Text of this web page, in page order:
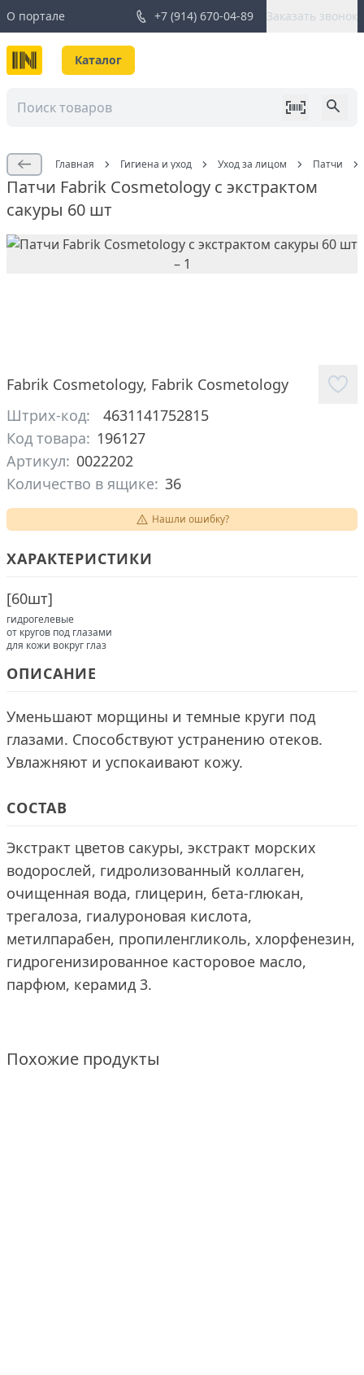
О портале +7 (914) 670-04-89 Заказать звонок
Каталог
Главная Гигиена и уход Уход за лицом Патчи
Патчи Fabrik Cosmetology с экстрактом
сакуры 60 шт
Fabrik Cosmetology, Fabrik Cosmetology
Штрих-код:
4631141752815
Код товара: 196127
Артикул: 0022202
Количество в ящике: 36
Нашли ошибку?
ХАРАКТЕРИСТИКИ
[60шт]
гидрогелевые
от кругов под глазами
для кожи вокруг глаз
ОПИСАНИЕ
Уменьшают морщины и темные круги под
глазами. Способствуют устранению отеков.
Увлажняют и успокаивают кожу.
СОСТАВ
Экстракт цветов сакуры, экстракт морских
водорослей, гидролизованный коллаген,
очищенная вода, глицерин, бета-глюкан,
трегалоза, гиалуроновая кислота,
метилпарабен, пропиленгликоль, хлорфенезин,
гидрогенизированное касторовое масло,
парфюм, керамид 3.
Похожие продукты